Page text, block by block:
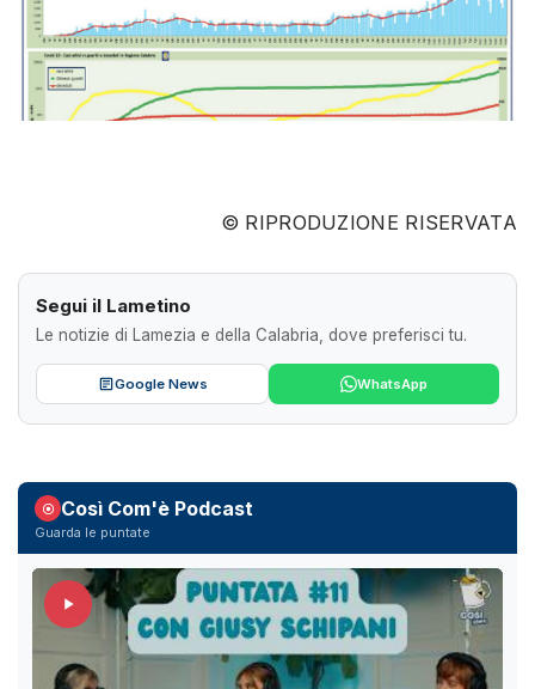
© RIPRODUZIONE RISERVATA
Segui il Lametino
Le notizie di Lamezia e della Calabria, dove preferisci tu.
Google News WhatsApp
Così Com'è Podcast
Guarda le puntate